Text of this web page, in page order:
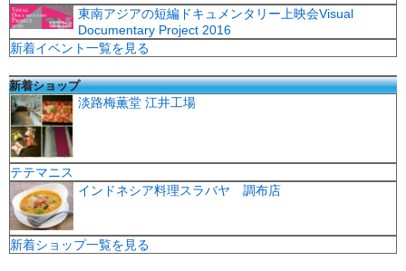
東南アジアの短編ドキュメンタリー上映会Visual
Documentary Project 2016
新着イベント一覧を見る
新着ショップ
淡路梅薫堂 江井工場
テテマニス
インドネシア料理スラバヤ 調布店
新着ショップ一覧を見る